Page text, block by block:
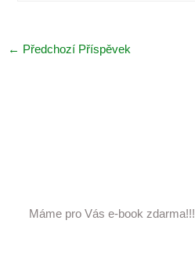
← Předchozí Příspěvek
Máme pro Vás e-book zdarma!!!